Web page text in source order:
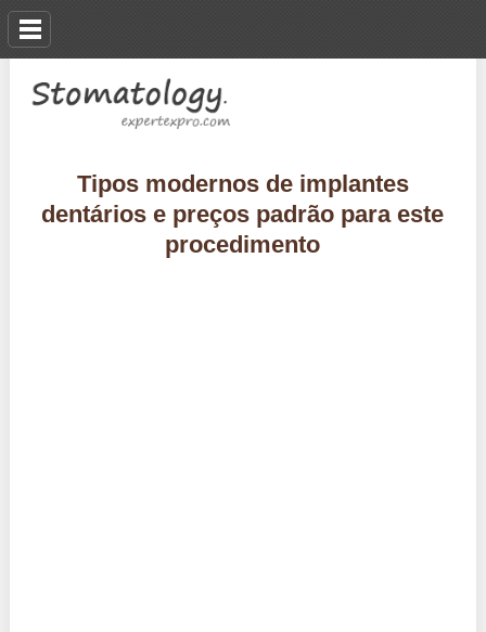
Tipos modernos de implantes
dentários e preços padrão para este
procedimento